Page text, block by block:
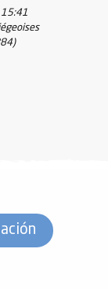
15:41
)